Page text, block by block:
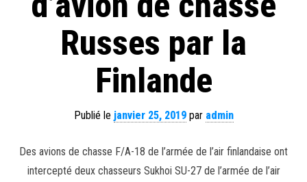
Russes par la
Finlande
Publié le janvier 25, 2019par admin
Des avions de chasse F/A-18 de l’armée de l’air finlandaise ont
intercepté deux chasseurs Sukhoi SU-27 de l’armée de l’air